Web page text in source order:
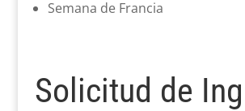
Semana de Francia
Solicitud de